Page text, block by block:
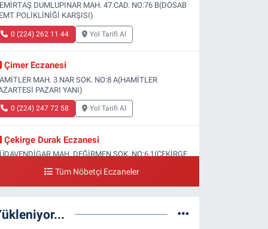
DUMLUPINAR MAH. 47.CAD. NO:76 B(DOSAB
POLİKLİNİĞİ KARŞISI)
0 (224) 262 11 44 Yol Tarifi Al
Çimer Eczanesi
MAH. 3.NAR SOK. NO:8 A(HAMİTLER
PAZARI YANI)
0 (224) 247 72 58 Yol Tarifi Al
Çekirge Durak Eczanesi
MAH. DEĞİRMEN SOK. NO:6 1(ÇEKİRGE
Engin Eczanesi
Tüm Nöbetçi Eczaneler